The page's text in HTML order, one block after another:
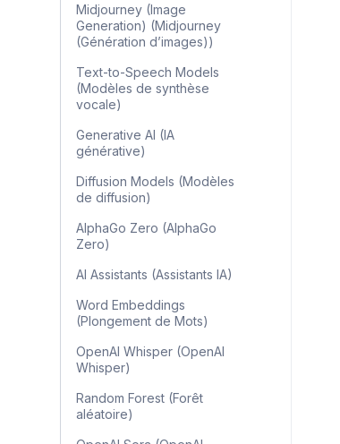
Midjourney (Image
Generation) (Midjourney
(Génération d’images))
Text-to-Speech Models
(Modèles de synthèse
vocale)
Generative AI (IA
générative)
Diffusion Models (Modèles
de diffusion)
AlphaGo Zero (AlphaGo
Zero)
AI Assistants (Assistants IA)
Word Embeddings
(Plongement de Mots)
OpenAI Whisper (OpenAI
Whisper)
Random Forest (Forêt
aléatoire)